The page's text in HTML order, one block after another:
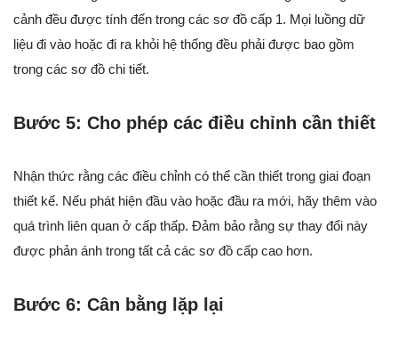
cảnh đều được tính đến trong các sơ đồ cấp 1. Mọi luồng dữ
liệu đi vào hoặc đi ra khỏi hệ thống đều phải được bao gồm
trong các sơ đồ chi tiết.
Bước 5: Cho phép các điều chỉnh cần thiết
Nhận thức rằng các điều chỉnh có thể cần thiết trong giai đoạn
thiết kế. Nếu phát hiện đầu vào hoặc đầu ra mới, hãy thêm vào
quá trình liên quan ở cấp thấp. Đảm bảo rằng sự thay đổi này
được phản ánh trong tất cả các sơ đồ cấp cao hơn.
Bước 6: Cân bằng lặp lại